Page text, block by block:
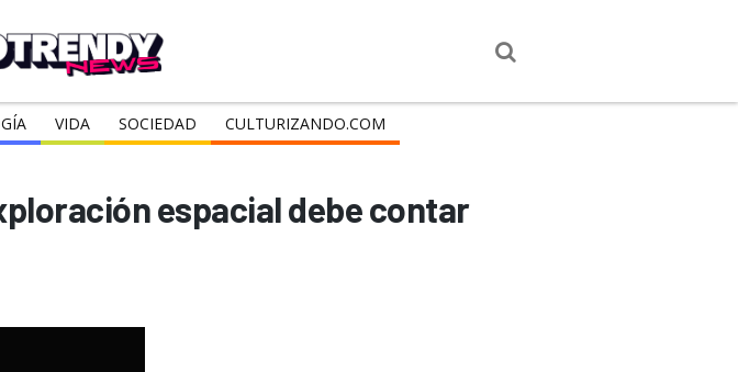
VIDA SOCIEDAD CULTURIZANDO.COM
espacial debe contar